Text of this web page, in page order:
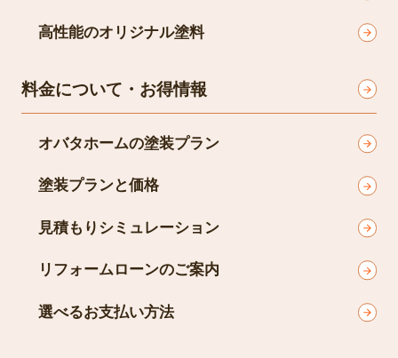
高性能のオリジナル塗料
料金について・お得情報
オバタホームの塗装プラン
塗装プランと価格
見積もりシミュレーション
リフォームローンのご案内
選べるお支払い方法